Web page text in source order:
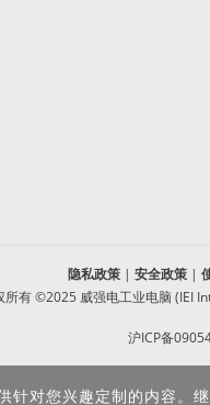
隐私政策| 安全政策|
所有 ©2025 威强电工业电脑 (IEI
沪ICP备
对您兴趣定制的内容。